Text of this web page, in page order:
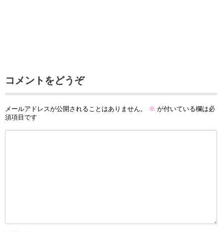
コメントをどうぞ
メールアドレスが公開されることはありません。 ※ が付いている欄は必
須項目です